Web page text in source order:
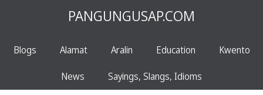
PANGUNGUSAP.COM
Blogs Alamat Aralin Education Kwento
News Sayings, Slangs, Idioms